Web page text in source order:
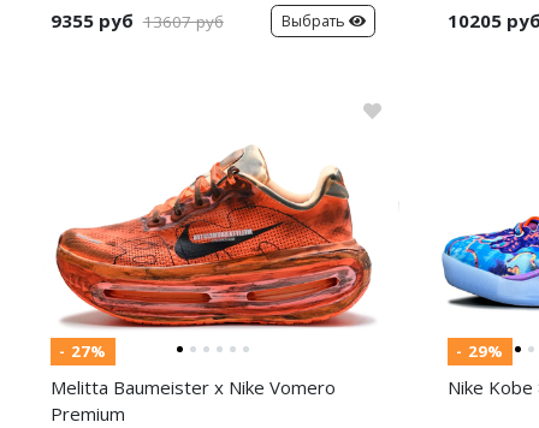
9355 руб 13607 руб Выбрать
10205 руб
- 27%
Melitta Baumeister x Nike Vomero
Premium
- 29%
Nike